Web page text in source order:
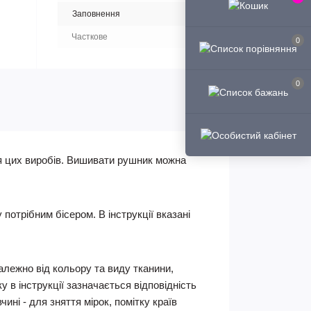
0
0
Заповнення
Часткове
цих виробів. Вишивати рушник можна
бісером. В інструкції вказані
від кольору та виду тканини,
інструкції зазначається відповідність
- для зняття мірок, помітку країв